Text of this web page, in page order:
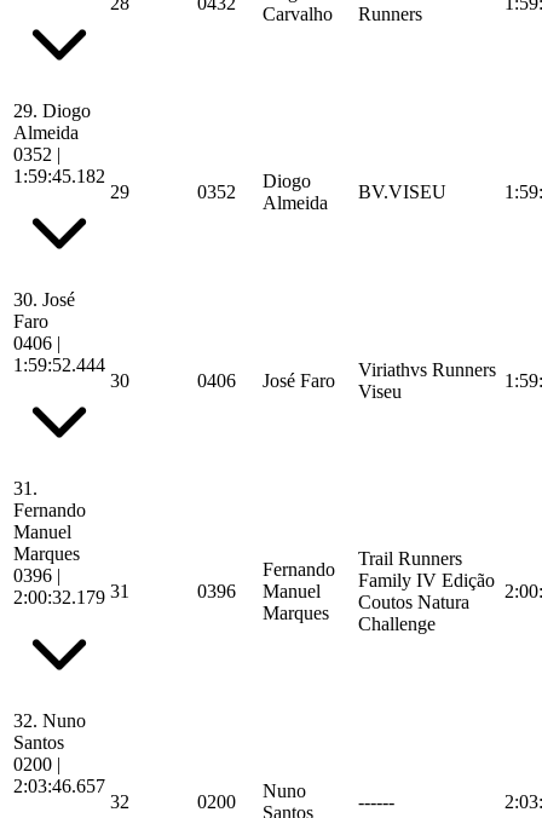
Carvalho
Runners
29. Diogo
Almeida
0352 |
1:59:45.182
29 0352
Diogo
Almeida
BV.VISEU
30. José
Faro
0406 |
1:59:52.444
30 0406 José Faro
Viriathvs Runners
Viseu
31.
Fernando
Manuel
Marques
0396 |
2:00:32.179 31 0396
Fernando
Manuel
Marques
Trail Runners
Family IV Edição
Coutos Natura
Challenge
32. Nuno
Santos
0200 |
2:03:46.657
32 0200
Nuno
Santos
------